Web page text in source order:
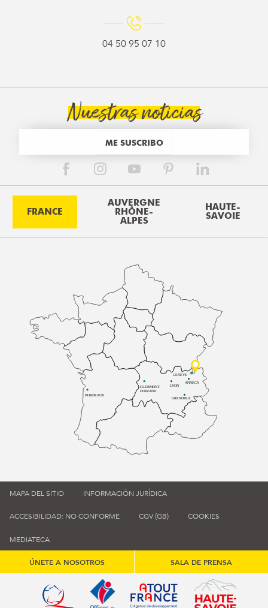
04 50 95 07 10
Nuestras noticias
ME SUSCRIBO
FRANCE
AUVERGNE
RHÔNE-
ALPES
HAUTE-
SAVOIE
BORDEAUX
CLERMONT-
FERRAND
LYON
ANNECY
GRENOBLE
GENÈVE
MAPA DEL SITIO INFORMACIÓN JURÍDICA
ACCESIBILIDAD: NO CONFORME CGV (GB) COOKIES
MEDIATECA
ÚNETE A NOSOTROS SALA DE PRENSA
Qualité tourisme (s'ouvre dans une nouvelle fenêtre)
Office de tourisme de France (s'ouvre
Atout France (s'ouvre dans